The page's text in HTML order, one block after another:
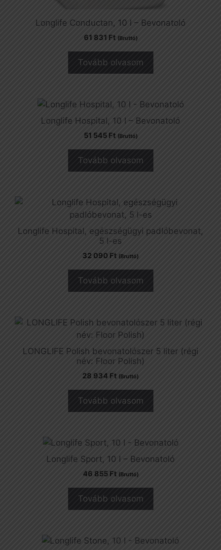
Longlife Conductan, 10 l – Bevonatoló
61 831 Ft (Bruttó)
Tovább olvasom
Longlife Hospital, 10 l – Bevonatoló
51 545 Ft (Bruttó)
Tovább olvasom
Longlife Hospital, egészségügyi padlóbevonat,
5 l-es
32 090 Ft (Bruttó)
Tovább olvasom
LONGLIFE Polish bevonatolószer 5 liter (régi
név: Floor Polish)
28 934 Ft (Bruttó)
Tovább olvasom
Longlife Sport, 10 l – Bevonatoló
46 855 Ft (Bruttó)
Tovább olvasom